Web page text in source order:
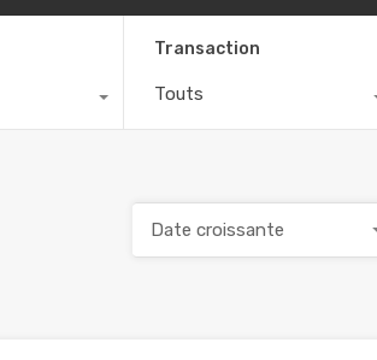
Transaction
Touts
Date croissante